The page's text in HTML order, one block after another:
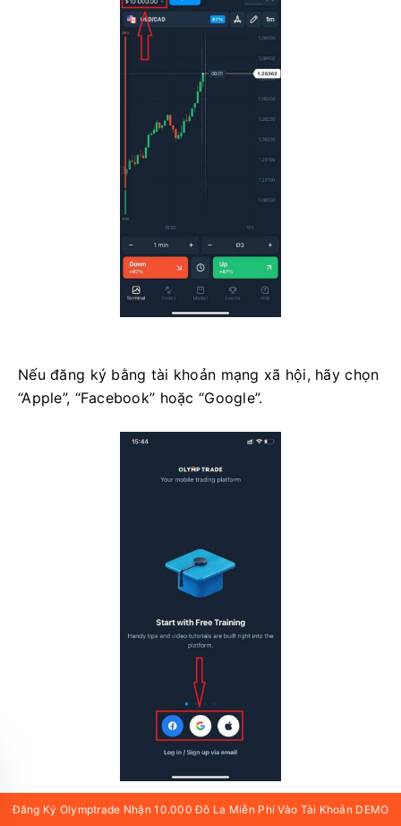
Nếu đăng ký bằng tài khoản mạng xã hội, hãy chọn
“Apple”, “Facebook” hoặc “Google”.
Đăng Ký Olymptrade Nhận 10.000 Đô La Miễn Phí Vào Tài Khoản DEMO